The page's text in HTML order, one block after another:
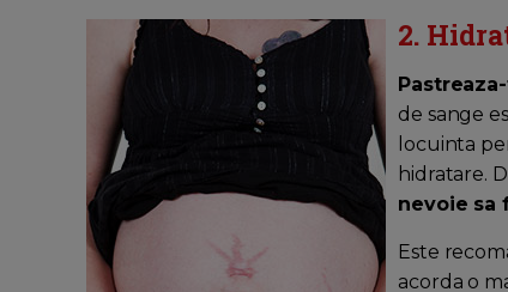
2.
de sange
locuinta
hidratare.
nevoie sa
Este
acorda o